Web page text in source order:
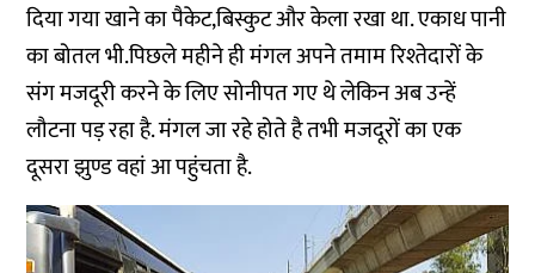
दिया गया खाने का पैकेट,बिस्कुट और केला रखा था. एकाध पानी
का बोतल भी.पिछले महीने ही मंगल अपने तमाम रिश्तेदारों के
संग मजदूरी करने के लिए सोनीपत गए थे लेकिन अब उन्हें
लौटना पड़ रहा है. मंगल जा रहे होते है तभी मजदूरों का एक
दूसरा झुण्ड वहां आ पहुंचता है.